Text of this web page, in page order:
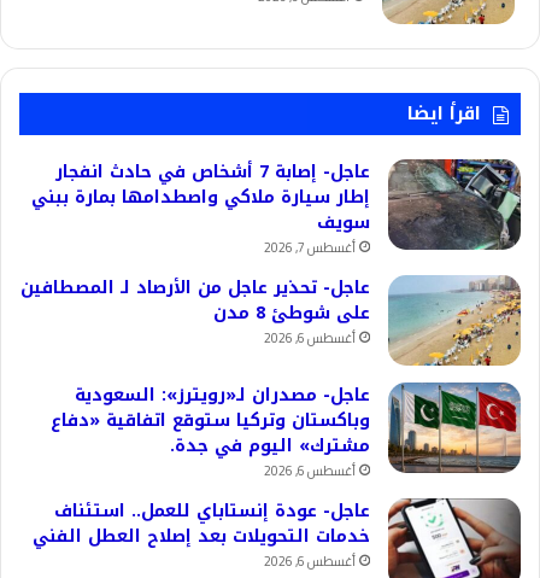
اقرأ ايضا
عاجل- إصابة 7 أشخاص في حادث انفجار
إطار سيارة ملاكي واصطدامها بمارة ببني
سويف
أغسطس 7, 2026
عاجل- تحذير عاجل من الأرصاد لـ المصطافين
على شوطئ 8 مدن
أغسطس 6, 2026
عاجل- مصدران لـ«رويترز»: السعودية
وباكستان وتركيا ستوقع اتفاقية «دفاع
مشترك» اليوم في جدة.
أغسطس 6, 2026
عاجل- عودة إنستاباي للعمل.. استئناف
خدمات التحويلات بعد إصلاح العطل الفني
أغسطس 6, 2026